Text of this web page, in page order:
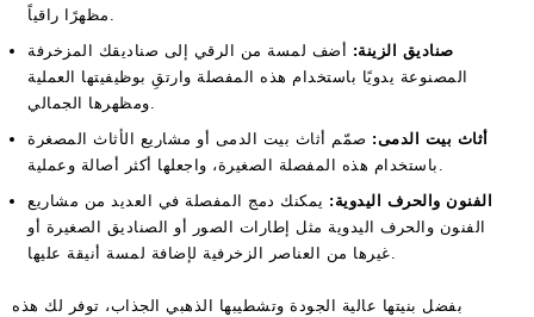
مظهرًا راقياً.
صناديق الزينة: أضف لمسة من الرقي إلى صناديقك المزخرفة
المصنوعة يدويًا باستخدام هذه المفصلة وارتقِ بوظيفيتها العملية
ومظهرها الجمالي.
أثاث بيت الدمى: صمّم أثاث بيت الدمى أو مشاريع الأثاث المصغرة
باستخدام هذه المفصلة الصغيرة، واجعلها أكثر أصالة وعملية.
الفنون والحرف اليدوية: يمكنك دمج المفصلة في العديد من مشاريع
الفنون والحرف اليدوية مثل إطارات الصور أو الصناديق الصغيرة أو
غيرها من العناصر الزخرفية لإضافة لمسة أنيقة عليها.
بفضل بنيتها عالية الجودة وتشطيبها الذهبي الجذاب، توفر لك هذه